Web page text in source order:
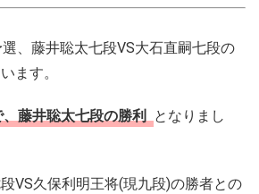
、藤井聡太七段VS大石直嗣七段の
ます。
藤井聡太七段の勝利
となりまし
VS久保利明王将(現九段)の勝者との